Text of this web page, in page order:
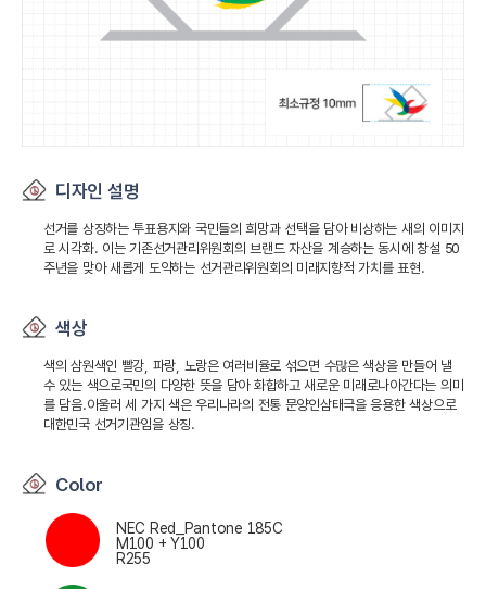
디자인 설명
선거를 상징하는 투표용지와 국민들의 희망과 선택을 담아 비상하는 새의 이미지
로 시각화. 이는 기존선거관리위원회의 브랜드 자산을 계승하는 동시에 창설 50
주년을 맞아 새롭게 도약하는 선거관리위원회의 미래지향적 가치를 표현.
색상
색의 삼원색인 빨강, 파랑, 노랑은 여러비율로 섞으면 수많은 색상을 만들어 낼
수 있는 색으로국민의 다양한 뜻을 담아 화합하고 새로운 미래로나아간다는 의미
를 담음.아울러 세 가지 색은 우리나라의 전통 문양인삼태극을 응용한 색상으로
대한민국 선거기관임을 상징.
Color
NEC Red_Pantone 185C
M100 + Y100
R255